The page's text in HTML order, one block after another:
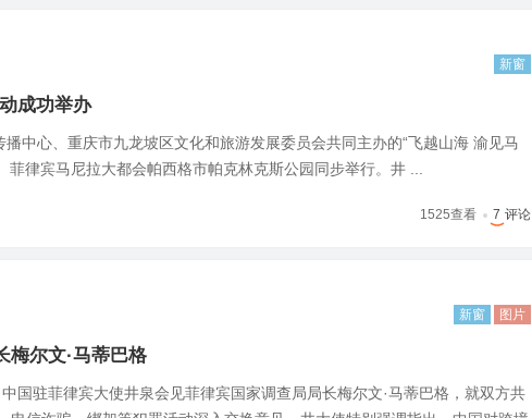
新窗
成功举办
中心、重庆市九龙坡区文化和旅游发展委员会共同主办的“飞越山海 渝见马
律宾马尼拉大都会帕西格市帕克林克斯公园同步举行。井 ...
1525查看 7 评论
新窗 图片
梅尔文·马蒂巴格
国驻菲律宾大使井泉会见菲律宾国家调查局局长梅尔文·马蒂巴格，就双方共